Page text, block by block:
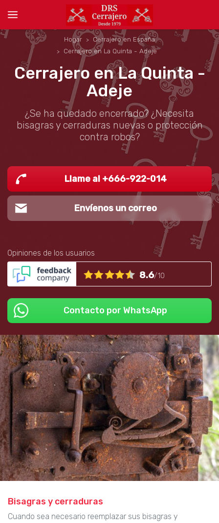
Hogar
Cerrajero en España
Cerrajero en La Quinta - Adeje
Cerrajero en La Quinta -
Adeje
¿Se ha quedado encerrado? ¿Necesita
bisagras y cerraduras nuevas o protección
contra robos?
Llame al +666-922-014
Envíenos un correo
Opiniones de los usuarios
8.6/10
Contacto por WhatsApp
Bisagras y cerraduras
Cuando sea necesario reemplazar sus bisagras y